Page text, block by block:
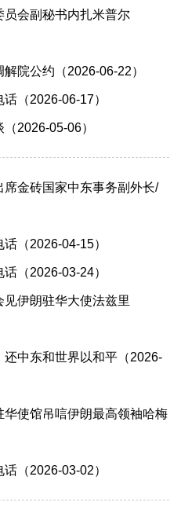
员会副秘书内扎米普尔
院公约（2026-06-22）
（2026-06-17）
2026-05-06）
金砖国家中东事务副外长/
（2026-04-15）
（2026-03-24）
伊朗驻华大使法兹里
中东和世界以和平（2026-
使馆吊唁伊朗最高领袖哈梅
（2026-03-02）